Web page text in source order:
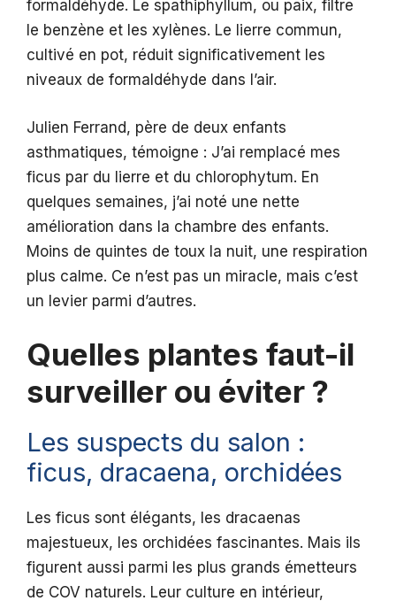
formaldéhyde. Le spathiphyllum, ou paix, filtre
le benzène et les xylènes. Le lierre commun,
cultivé en pot, réduit significativement les
niveaux de formaldéhyde dans l’air.
Julien Ferrand, père de deux enfants
asthmatiques, témoigne : J’ai remplacé mes
ficus par du lierre et du chlorophytum. En
quelques semaines, j’ai noté une nette
amélioration dans la chambre des enfants.
Moins de quintes de toux la nuit, une respiration
plus calme. Ce n’est pas un miracle, mais c’est
un levier parmi d’autres.
Quelles plantes faut-il
surveiller ou éviter ?
Les suspects du salon :
ficus, dracaena, orchidées
Les ficus sont élégants, les dracaenas
majestueux, les orchidées fascinantes. Mais ils
figurent aussi parmi les plus grands émetteurs
de COV naturels. Leur culture en intérieur,